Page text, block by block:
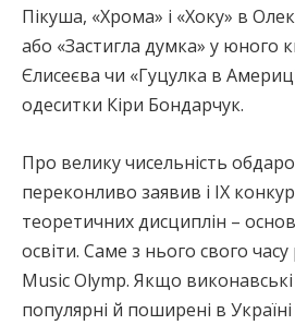
Пікуша, «Хрома» і «Хоку» в
або «Застигла думка» у юного
Єлисеєва чи «Гуцулка в
одеситки Кіри Бондарчук.
Про велику чисельність
переконливо заявив і ІХ
теоретичних дисциплін –
освіти. Саме з нього свого
Music Olymp. Якщо
популярні й поширені в